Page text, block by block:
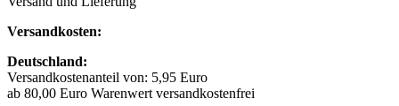
Versandkosten:
Deutschland:
Versandkostenanteil von: 5,95 Euro
ab 80,00 Euro Warenwert versandkostenfrei